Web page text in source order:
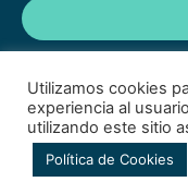
Condiciones de uso|
Utilizamos cookies
experiencia al
utilizando este sitio
Política de Cookies